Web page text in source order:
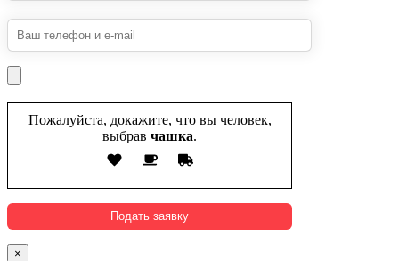
Пожалуйста, докажите, что вы человек,
выбрав чашка.
×